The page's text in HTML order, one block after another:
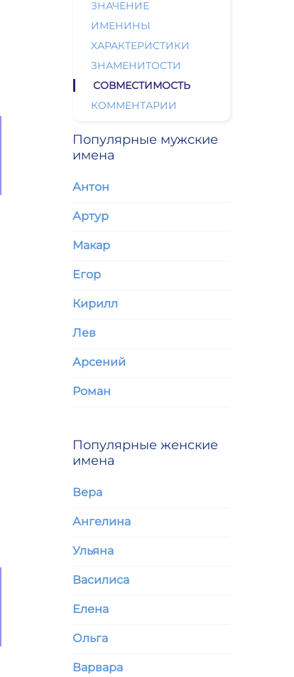
ЗНАЧЕНИЕ
ИМЕНИНЫ
ХАРАКТЕРИСТИКИ
ЗНАМЕНИТОСТИ
СОВМЕСТИМОСТЬ
КОММЕНТАРИИ
Популярные мужские
имена
Антон
Артур
Макар
Егор
Кирилл
Лев
Арсений
Роман
Популярные женские
имена
Вера
Ангелина
Ульяна
Василиса
Елена
Ольга
Варвара